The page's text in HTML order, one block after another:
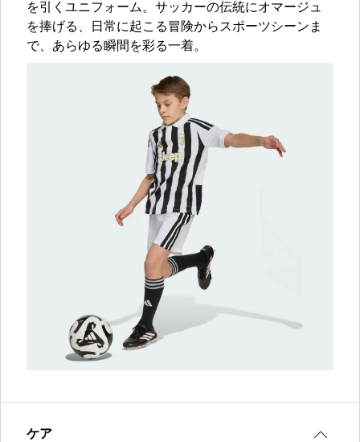
を引くユニフォーム。サッカーの伝統にオマージュ
を捧げる、日常に起こる冒険からスポーツシーンま
で、あらゆる瞬間を彩る一着。
ケア